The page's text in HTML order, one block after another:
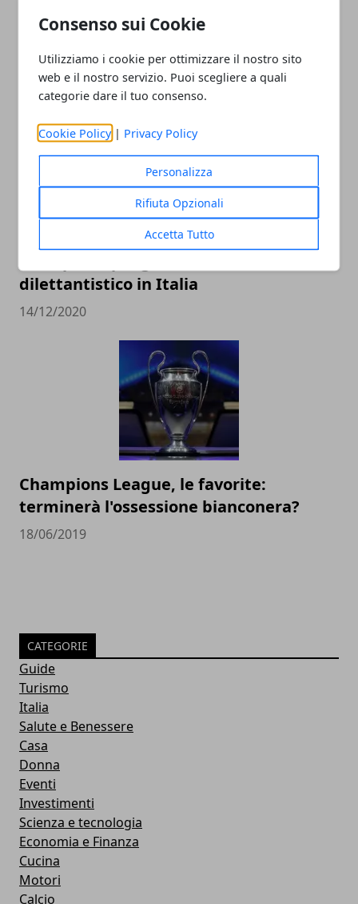
Consenso sui Cookie
Utilizziamo i cookie per ottimizzare il nostro sito
web e il nostro servizio. Puoi scegliere a quali
categorie dare il tuo consenso.
Cookie Policy | Privacy Policy
Personalizza
Rifiuta Opzionali
Accetta Tutto
ala biancoceleste
20/01/2022
dilettantistico in Italia
14/12/2020
Champions League, le favorite:
terminerà l'ossessione bianconera?
18/06/2019
CATEGORIE
Guide
Turismo
Italia
Salute e Benessere
Casa
Donna
Eventi
Investimenti
Scienza e tecnologia
Economia e Finanza
Cucina
Motori
Calcio